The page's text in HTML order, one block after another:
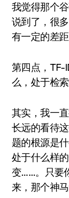
我觉得那个
说到了，很
有一定的差
第四点，TF-
么，处于检
其实，我一
长远的看待
题的根源是
处于什么样
变……。只要
来，那个神